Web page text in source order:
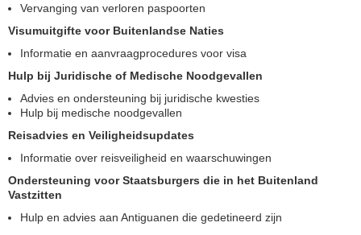
Vervanging van verloren paspoorten
Visumuitgifte voor Buitenlandse Naties
Informatie en aanvraagprocedures voor visa
Hulp bij Juridische of Medische Noodgevallen
Advies en ondersteuning bij juridische kwesties
Hulp bij medische noodgevallen
Reisadvies en Veiligheidsupdates
Informatie over reisveiligheid en waarschuwingen
Ondersteuning voor Staatsburgers die in het Buitenland
Vastzitten
Hulp en advies aan Antiguanen die gedetineerd zijn